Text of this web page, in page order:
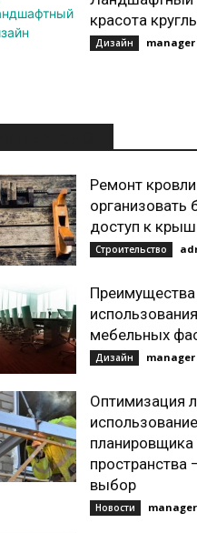
красота
Дизайн manager
Ремонт
организовать
доступ к
Строительство
Преимущества
использования
мебельных
Дизайн manager
Оптимизация
планировщика
пространства
выбор
Новости manager